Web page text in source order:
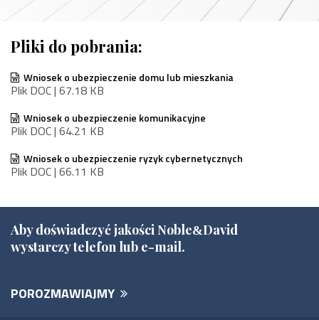
Pliki do pobrania:
Wniosek o ubezpieczenie domu lub mieszkania
Plik DOC | 67.18 KB
Wniosek o ubezpieczenie komunikacyjne
Plik DOC | 64.21 KB
Wniosek o ubezpieczenie ryzyk cybernetycznych
Plik DOC | 66.11 KB
Aby doświadczyć jakości Noble&David
wystarczy telefon lub e-mail.
POROZMAWIAJMY